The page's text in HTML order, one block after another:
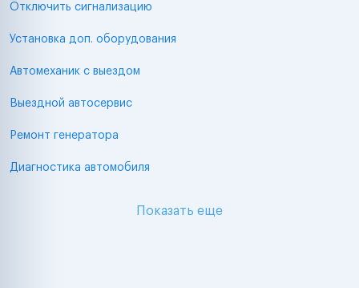
Отключить сигнализацию
Установка доп. оборудования
Автомеханик с выездом
Выездной автосервис
Ремонт генератора
Диагностика автомобиля
Показать еще